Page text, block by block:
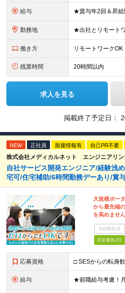
給与
勤務地
働き方 リモートワークOK
残業時間 20時間以内
求人を見る
掲載終了予定日：
NEW 正社員 面接情報有 自己PR不要
株式会社メディカルネット エンジニアリン
自社サービス開発エンジニア/経験浅
宅可/住宅補助/6時間勤務デーあり/賞
大規模ポー
から最先端
を高めませ
未経験歓迎
完全週休2日
応募資格
給与